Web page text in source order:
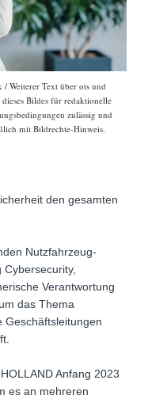
Weiterer Text über ots und
Bildes für redaktionelle
zulässig und
mit Bildrechte-Hinweis.
den gesamten
Nutzfahrzeug-
Cybersecurity,
Verantwortung
das Thema
Geschäftsleitungen
Anfang 2023
es an mehreren